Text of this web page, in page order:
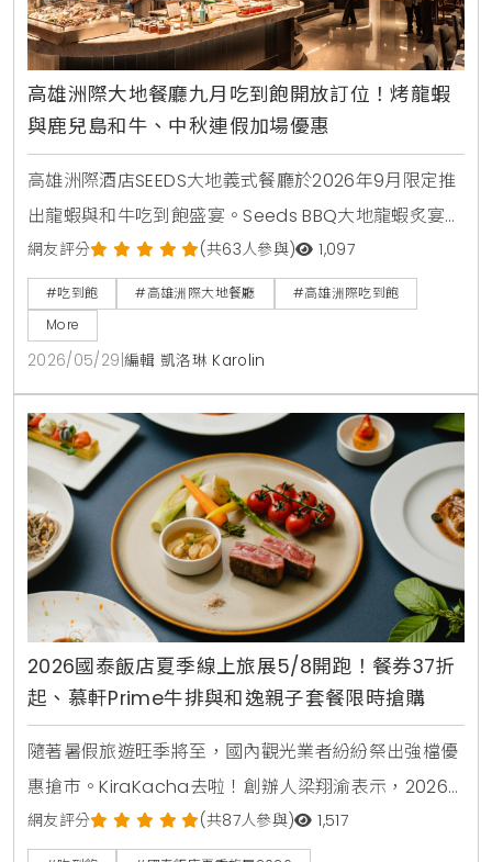
高雄洲際大地餐廳九月吃到飽開放訂位！烤龍蝦
與鹿兒島和牛、中秋連假加場優惠
高雄洲際酒店SEEDS大地義式餐廳於2026年9月限定推
出龍蝦與和牛吃到飽盛宴。Seeds BBQ大地龍蝦炙宴於
中秋連假加場，Seeds和牛珍饌則集結鹿兒島A4和牛與
美國肋眼。活動於6月1日上午11:00開放預訂。
網友評分 (共63人參與) 1,097
#吃到飽 #高雄洲際大地餐廳
#高雄洲際吃到飽
More
2026/05/29 編輯 凱洛琳 Karolin
2026國泰飯店夏季線上旅展5/8開跑！餐券37折
起、慕軒Prime牛排與和逸親子套餐限時搶購
隨著暑假旅遊旺季將至，國內觀光業者紛紛祭出強檔優
惠搶市。KiraKacha去啦！創辦人梁翔渝表示，2026
年的消費趨勢更傾向於一站式的體驗與高彈性的餐飲組
網友評分 (共87人參與) 1,517